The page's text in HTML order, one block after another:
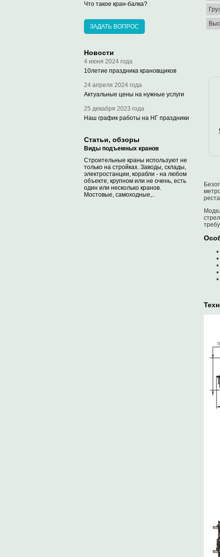
Что такое кран-балка?
ЗАДАТЬ ВОПРОС
Новости
4 июня 2024 года
10летие праздника крановщиков
24 апреля 2024 года
Актуальные цены на нужные услуги
25 декабря 2023 года
Наш график работы на НГ праздники
Статьи, обзоры
Виды подъемных кранов
Строительные краны используют не
только на стройках. Заводы, склады,
электростанции, корабли - на любом
объекте, крупном или не очень, есть
один или несколько кранов.
Мостовые, самоходные,..